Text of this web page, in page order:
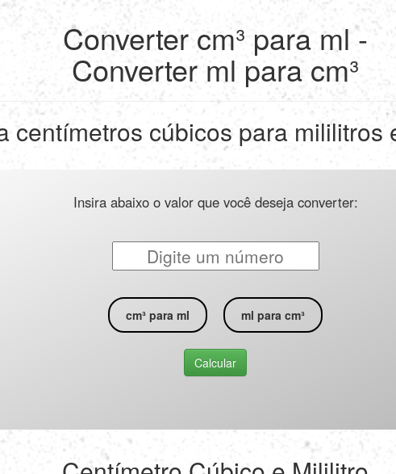
Converter cm³ para ml -
Converter ml para cm³
centímetros cúbicos para mililitros
Insira abaixo o valor que você deseja converter:
cm³ para ml ml para cm³
Calcular